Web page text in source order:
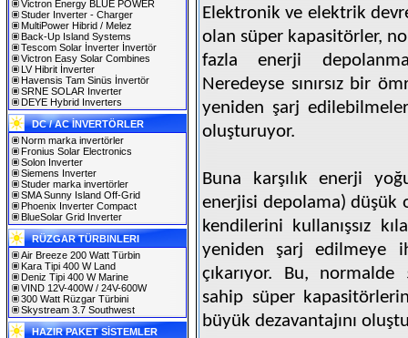
Victron Energy BLUE POWER
Studer Inverter - Charger
MultiPower Hibrid / Melez
Back-Up Island Systems
Tescom Solar İnverter İnvertör
Victron Easy Solar Combines
LV Hibrit İnverter
Havensis Tam Sinüs İnvertör
SRNE SOLAR Inverter
DEYE Hybrid Inverters
DC / AC İNVERTÖRLER
Norm marka invertörler
Fronius Solar Electronics
Solon Inverter
Siemens Inverter
Studer marka invertörler
SMA Sunny Island Off-Grid
Phoenix Inverter Compact
BlueSolar Grid Inverter
RÜZGAR TÜRBINLERI
Air Breeze 200 Watt Türbin
Kara Tipi 400 W Land
Deniz Tipi 400 W Marine
VIND 12V-400W / 24V-600W
300 Watt Rüzgar Türbini
Skystream 3.7 Southwest
HAZIR PAKET SİSTEMLER
Elektronik ve elektrik
olan süper kapasitörler,
fazla enerji
Neredeyse sınırsız bir
yeniden şarj
oluşturuyor.
Buna karşılık enerji
enerjisi depolama) düşük
kendilerini kullanışsız
yeniden şarj edilmeye
çıkarıyor. Bu,
sahip süper
büyük dezavantajını